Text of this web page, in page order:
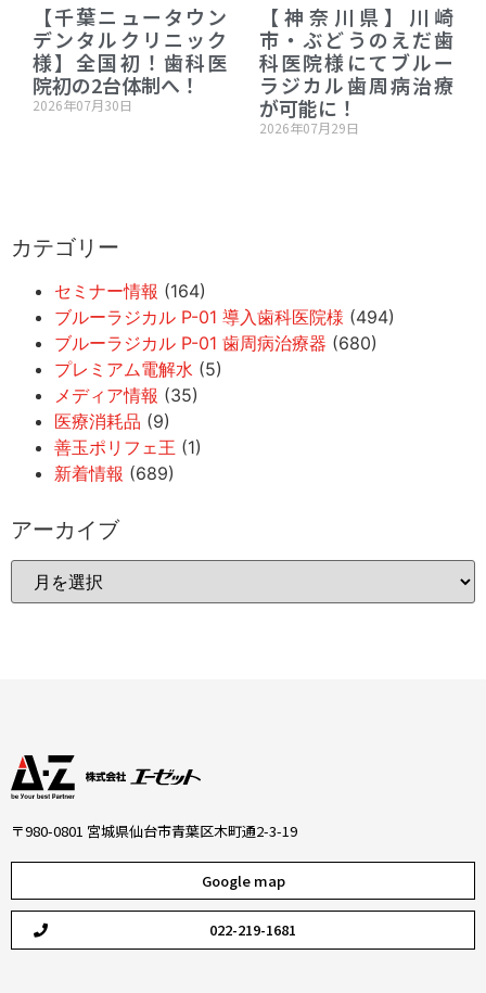
【千葉ニュータウン
デンタルクリニック
様】全国初！歯科医
院初の2台体制へ！
2026年07月30日
【神奈川県】川崎
市・ぶどうのえだ歯
科医院様にてブルー
ラジカル歯周病治療
が可能に！
2026年07月29日
カテゴリー
セミナー情報 (164)
ブルーラジカル P-01 導入歯科医院様 (494)
ブルーラジカル P-01 歯周病治療器 (680)
プレミアム電解水 (5)
メディア情報 (35)
医療消耗品 (9)
善玉ポリフェ王 (1)
新着情報 (689)
アーカイブ
〒980-0801 宮城県仙台市青葉区木町通2-3-19
Google map
022-219-1681